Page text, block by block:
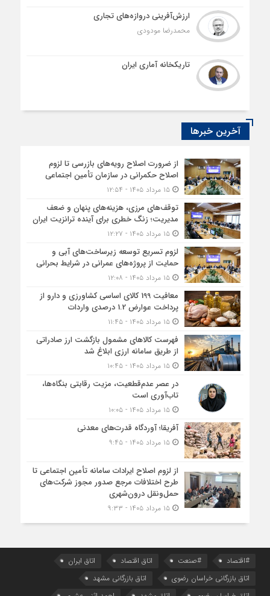
ارزش‌آفرینی دروازه‌های تجاری
محمدرضا مودودی
تاریکخانه آماری ایران
آخرین خبرها
از ضرورت اصلاح رویه‌های بازرسی تا لزوم
اصلاح حکمرانی در سازمان تأمین اجتماعی
۱۵ مرداد ۱۴۰۵ - ۱۲:۵۴
توقف‌های مرزی، هزینه‌های پنهان و ضعف
مدیریت؛ زنگ خطری برای آینده ترانزیت ایران
۱۵ مرداد ۱۴۰۵ - ۱۲:۲۷
لزوم تسریع توسعه زیرساخت‌های آبی و
حمایت از پروژه‌های عمرانی در شرایط بحرانی
۱۵ مرداد ۱۴۰۵ - ۱۲:۰۸
معافیت 199 کالای اساسی کشاورزی و دارو از
پرداخت عوارض 1.2 درصدی واردات
۱۵ مرداد ۱۴۰۵ - ۱۱:۴۵
فهرست کالاهای مشمول بازگشت ارز صادراتی
از طریق سامانه ارزی ابلاغ شد
۱۵ مرداد ۱۴۰۵ - ۱۰:۴۵
در عصر عدم‌قطعیت، مزیت رقابتی بنگاه‌ها،
تاب‌آوری است
۱۵ مرداد ۱۴۰۵ - ۱۰:۰۵
آفریقا؛ آوردگاه قدرت‌های معدنی
۱۵ مرداد ۱۴۰۵ - ۹:۴۵
از لزوم اصلاح ایرادات سامانه تأمین اجتماعی تا
طرح اختلافات مرجع صدور مجوز شرکت‌های
حمل‌ونقل درون‌شهری
۱۵ مرداد ۱۴۰۵ - ۹:۳۳
#اقتصاد #صنعت اتاق اقتصاد
اتاق ایران
اتاق بازرگانی خراسان رضوی
اتاق بازرگانی مشهد